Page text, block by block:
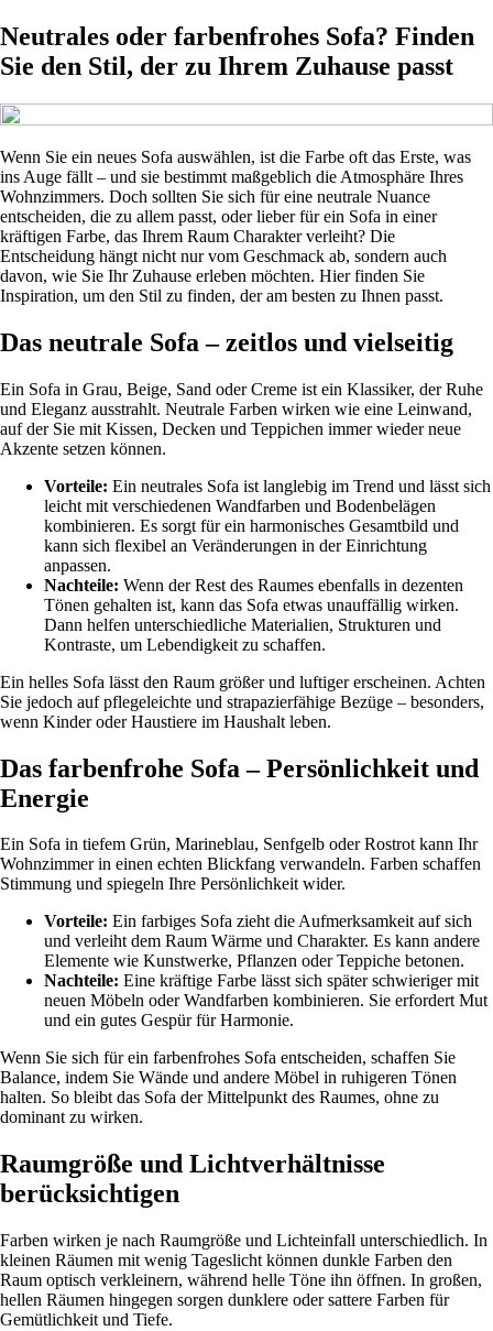
Neutrales oder farbenfrohes Sofa? Finden
Sie den Stil, der zu Ihrem Zuhause passt
Wenn Sie ein neues Sofa auswählen, ist die Farbe oft das Erste, was
ins Auge fällt – und sie bestimmt maßgeblich die Atmosphäre Ihres
Wohnzimmers. Doch sollten Sie sich für eine neutrale Nuance
entscheiden, die zu allem passt, oder lieber für ein Sofa in einer
kräftigen Farbe, das Ihrem Raum Charakter verleiht? Die
Entscheidung hängt nicht nur vom Geschmack ab, sondern auch
davon, wie Sie Ihr Zuhause erleben möchten. Hier finden Sie
Inspiration, um den Stil zu finden, der am besten zu Ihnen passt.
Das neutrale Sofa – zeitlos und vielseitig
Ein Sofa in Grau, Beige, Sand oder Creme ist ein Klassiker, der Ruhe
und Eleganz ausstrahlt. Neutrale Farben wirken wie eine Leinwand,
auf der Sie mit Kissen, Decken und Teppichen immer wieder neue
Akzente setzen können.
Vorteile: Ein neutrales Sofa ist langlebig im Trend und lässt sich
leicht mit verschiedenen Wandfarben und Bodenbelägen
kombinieren. Es sorgt für ein harmonisches Gesamtbild und
kann sich flexibel an Veränderungen in der Einrichtung
anpassen.
Nachteile: Wenn der Rest des Raumes ebenfalls in dezenten
Tönen gehalten ist, kann das Sofa etwas unauffällig wirken.
Dann helfen unterschiedliche Materialien, Strukturen und
Kontraste, um Lebendigkeit zu schaffen.
Ein helles Sofa lässt den Raum größer und luftiger erscheinen. Achten
Sie jedoch auf pflegeleichte und strapazierfähige Bezüge – besonders,
wenn Kinder oder Haustiere im Haushalt leben.
Das farbenfrohe Sofa – Persönlichkeit und
Energie
Ein Sofa in tiefem Grün, Marineblau, Senfgelb oder Rostrot kann Ihr
Wohnzimmer in einen echten Blickfang verwandeln. Farben schaffen
Stimmung und spiegeln Ihre Persönlichkeit wider.
Vorteile: Ein farbiges Sofa zieht die Aufmerksamkeit auf sich
und verleiht dem Raum Wärme und Charakter. Es kann andere
Elemente wie Kunstwerke, Pflanzen oder Teppiche betonen.
Nachteile: Eine kräftige Farbe lässt sich später schwieriger mit
neuen Möbeln oder Wandfarben kombinieren. Sie erfordert Mut
und ein gutes Gespür für Harmonie.
Wenn Sie sich für ein farbenfrohes Sofa entscheiden, schaffen Sie
Balance, indem Sie Wände und andere Möbel in ruhigeren Tönen
halten. So bleibt das Sofa der Mittelpunkt des Raumes, ohne zu
dominant zu wirken.
Raumgröße und Lichtverhältnisse
berücksichtigen
Farben wirken je nach Raumgröße und Lichteinfall unterschiedlich. In
kleinen Räumen mit wenig Tageslicht können dunkle Farben den
Raum optisch verkleinern, während helle Töne ihn öffnen. In großen,
hellen Räumen hingegen sorgen dunklere oder sattere Farben für
Gemütlichkeit und Tiefe.